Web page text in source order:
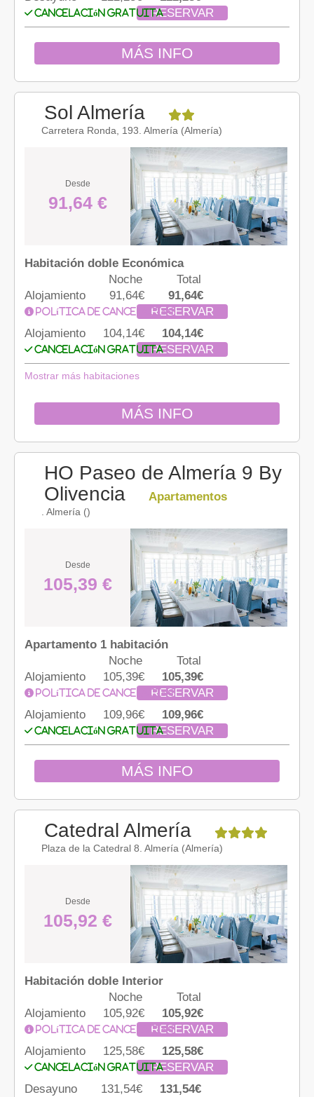
RESERVAR
Cancelación gratuita
MÁS INFO
Sol Almería
Carretera Ronda, 193. Almería (Almería)
Desde
91,64 €
Habitación doble Económica
Noche
Total
Alojamiento
91,64€
91,64€
RESERVAR
Política de cancelación
Alojamiento 104,14€
104,14€
RESERVAR
Cancelación gratuita
Mostrar más habitaciones
MÁS INFO
HO Paseo de Almería 9 By
Olivencia
Apartamentos
. Almería ()
Desde
105,39 €
Apartamento 1 habitación
Noche
Total
Alojamiento
105,39€
105,39€
RESERVAR
Política de cancelación
Alojamiento 109,96€
109,96€
RESERVAR
Cancelación gratuita
MÁS INFO
Catedral Almería
Plaza de la Catedral 8. Almería (Almería)
Desde
105,92 €
Habitación doble Interior
Noche
Total
Alojamiento
105,92€
105,92€
RESERVAR
Política de cancelación
Alojamiento 125,58€
125,58€
RESERVAR
Cancelación gratuita
Desayuno 131,54€
131,54€